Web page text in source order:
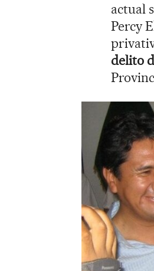
actual
Percy
delito